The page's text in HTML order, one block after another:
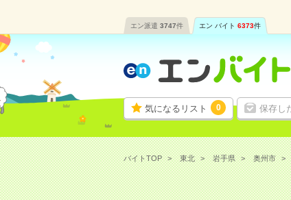
エン派遣 3747件 エン バイト 6373件
気になるリスト 0 保存し
バイトTOP 東北 岩手県 奥州市